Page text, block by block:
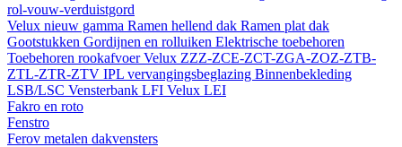
rol-vouw-verduistgord
Velux nieuw gamma Ramen hellend dak Ramen plat dak
Gootstukken Gordijnen en rolluiken Elektrische toebehoren
Toebehoren rookafvoerVelux ZZZ-ZCE-ZCT-ZGA-ZOZ-ZTB-
ZTL-ZTR-ZTV IPL vervangingsbeglazing Binnenbekleding
LSB/LSC Vensterbank LFI Velux LEI
Fakro en roto
Fenstro
Ferov metalen dakvensters